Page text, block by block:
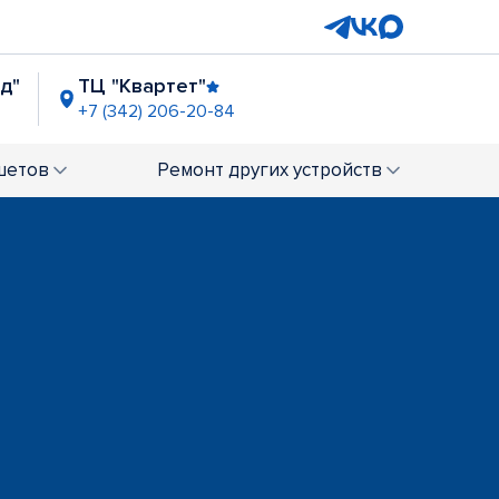
ТЦ "Квартет"
+7 (342) 206-20-84
+7 (342) 206-20-18
Комсомольская площадь
Ремонт других устройств